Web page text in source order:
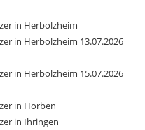
in Herbolzheim
in Herbolzheim 13.07.2026
in Herbolzheim 15.07.2026
in Horben
in Ihringen